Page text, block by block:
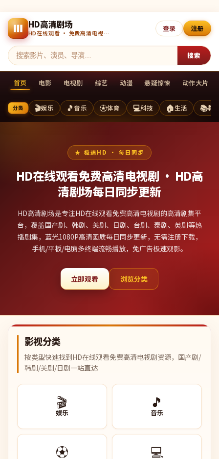
HD高清剧场
HD在线观看 · 免费高清电视剧 · 每日更新
搜索
登录 注册
首页 电影 电视剧 综艺 动漫 悬疑惊悚 动作大片
分类 🎬娱乐 🎵音乐 ⚽体育 💻科技 🏠生活 📚教
极速HD · 每日同步
HD在线观看免费高清电视剧 · HD高
清剧场每日同步更新
HD高清剧场是专注HD在线观看免费高清电视剧的高清剧集平
台，覆盖国产剧、韩剧、美剧、日剧、台剧、泰剧、英剧等热
播剧集，蓝光1080P高清画质每日同步更新，无需注册下载，
手机/平板/电脑多终端流畅播放，免广告极速观影。
立即观看 浏览分类
影视分类
按类型快速找到HD在线观看免费高清电视剧资源，国产剧/
韩剧/美剧/日剧一站直达
🎬
娱乐
🎵
音乐
⚽ 💻